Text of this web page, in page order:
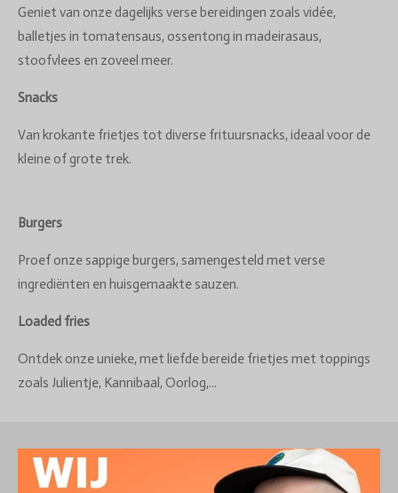
Geniet van onze dagelijks verse bereidingen zoals vidée,
balletjes in tomatensaus, ossentong in madeirasaus,
stoofvlees en zoveel meer.
Snacks
Van krokante frietjes tot diverse frituursnacks, ideaal voor de
kleine of grote trek.
Burgers
Proef onze sappige burgers, samengesteld met verse
ingrediënten en huisgemaakte sauzen.
Loaded fries
Ontdek onze unieke, met liefde bereide frietjes met toppings
zoals Julientje, Kannibaal, Oorlog,...